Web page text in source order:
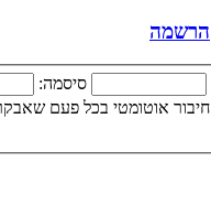
הרשמה
סיסמה:
חיבור אוטומטי בכל פעם